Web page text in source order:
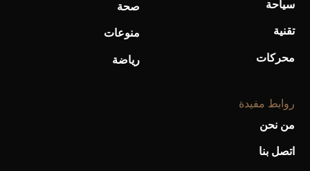
سياحة
تقنية
محركات
صحة
منوعات
رياضة
روابط مفيدة
من نحن
اتصل بنا